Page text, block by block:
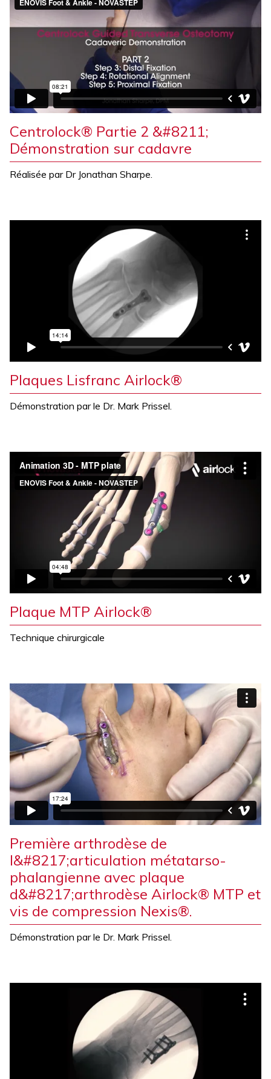
Centrolock® Partie 2 &#8211;
Démonstration sur cadavre
Réalisée par Dr Jonathan Sharpe.
Plaques Lisfranc Airlock®
Démonstration par le Dr. Mark Prissel.
Plaque MTP Airlock®
Technique chirurgicale
Première arthrodèse de
l&#8217;articulation métatarso-
phalangienne avec plaque
d&#8217;arthrodèse Airlock® MTP et
vis de compression Nexis®.
Démonstration par le Dr. Mark Prissel.